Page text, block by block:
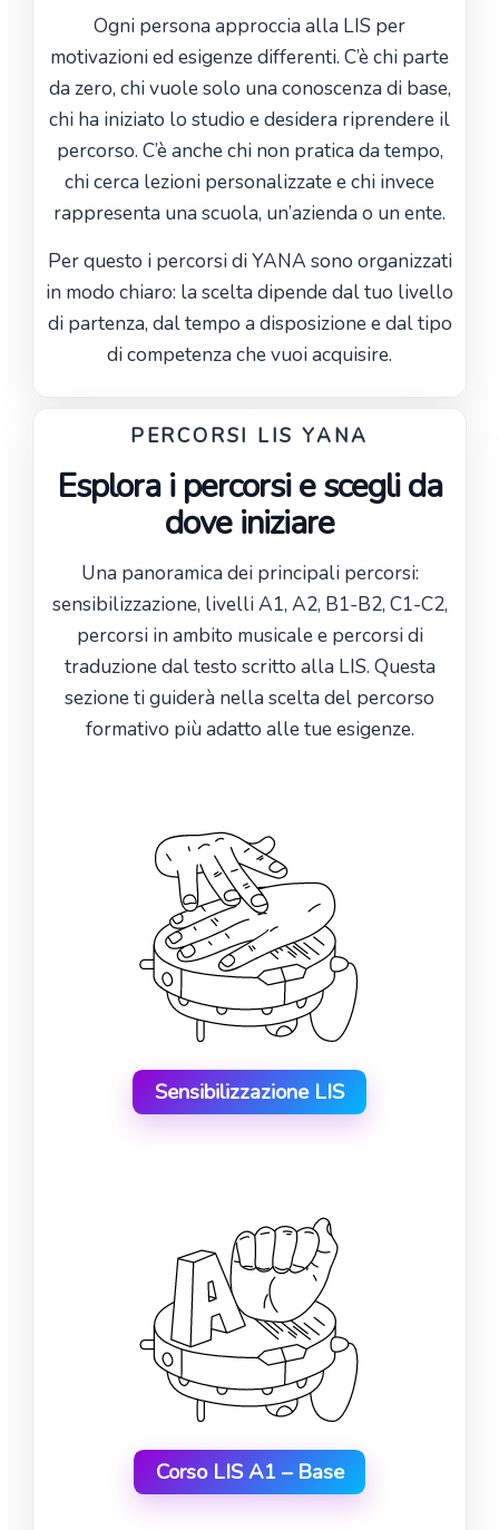
Ogni persona approccia alla LIS per
motivazioni ed esigenze differenti. C’è chi parte
da zero, chi vuole solo una conoscenza di base,
chi ha iniziato lo studio e desidera riprendere il
percorso. C’è anche chi non pratica da tempo,
chi cerca lezioni personalizzate e chi invece
rappresenta una scuola, un’azienda o un ente.
Per questo i percorsi di YANA sono organizzati
in modo chiaro: la scelta dipende dal tuo livello
di partenza, dal tempo a disposizione e dal tipo
di competenza che vuoi acquisire.
PERCORSI LIS YANA
Esplora i percorsi e scegli da
dove iniziare
Una panoramica dei principali percorsi:
sensibilizzazione, livelli A1, A2, B1-B2, C1-C2,
percorsi in ambito musicale e percorsi di
traduzione dal testo scritto alla LIS. Questa
sezione ti guiderà nella scelta del percorso
formativo più adatto alle tue esigenze.
Sensibilizzazione LIS
Corso LIS A1 – Base